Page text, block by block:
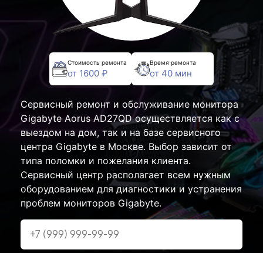
Стоимость ремонта
от 1600 ₽
Время ремонта
от 40 мин
Сервисный ремонт и обслуживание монитора
Gigabyte Aorus AD27QD осуществляется как с
выездом на дом, так и на базе сервисного
центра Gigabyte в Москве. Выбор зависит от
типа поломки и пожелания клиента.
Сервисный центр располагает всем нужным
оборудованием для диагностики и устранения
проблем мониторов Gigabyte.